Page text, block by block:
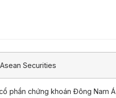
Securities
phần chứng khoán Đông Nam Á